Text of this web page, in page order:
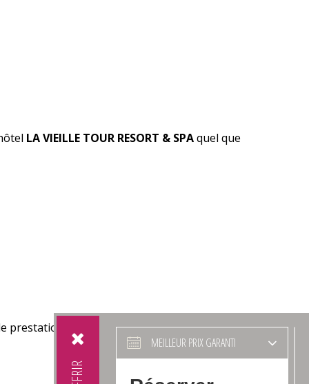
MEILLEUR PRIX GARANTI
LA VIEILLE TOUR RESORT & SPAquel que
prestations hôtelières proposées par l’hôtel.